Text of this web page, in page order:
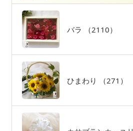
バラ （2110）
ひまわり （271）